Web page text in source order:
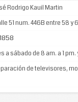
Rodrigo Kauil Martin
51 num. 446B entre 58 y
a sábado de 8 am. a 1 pm.
de televisores,